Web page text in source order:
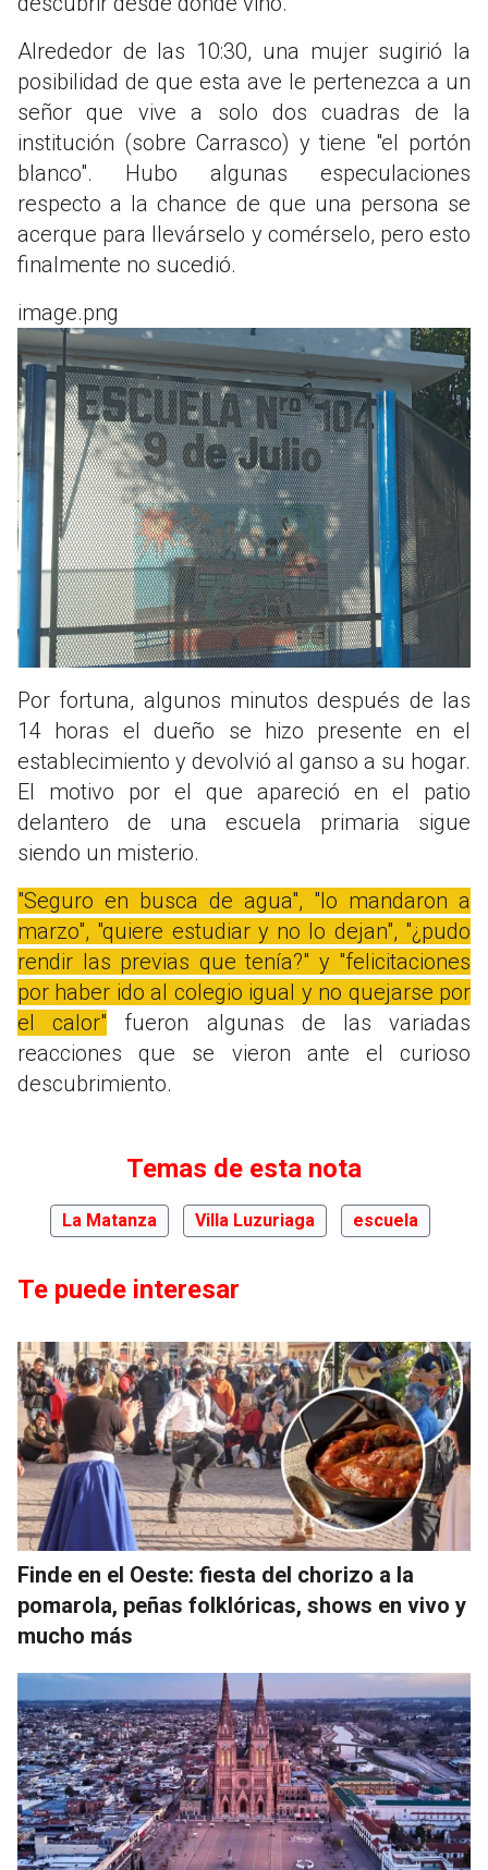
Alrededor de las 10:30, una mujer sugirió la
posibilidad de que esta ave le pertenezca a un
señor que vive a solo dos cuadras de la
institución (sobre Carrasco) y tiene "el portón
blanco". Hubo algunas especulaciones
respecto a la chance de que una persona se
acerque para llevárselo y comérselo, pero esto
finalmente no sucedió.
image.png
Por fortuna, algunos minutos después de las
14 horas el dueño se hizo presente en el
establecimiento y devolvió al ganso a su hogar.
El motivo por el que apareció en el patio
delantero de una escuela primaria sigue
siendo un misterio.
"Seguro en busca de agua", "lo mandaron a
marzo", "quiere estudiar y no lo dejan", "¿pudo
rendir las previas que tenía?" y "felicitaciones
por haber ido al colegio igual y no quejarse por
el calor" fueron algunas de las variadas
reacciones que se vieron ante el curioso
descubrimiento.
Temas de esta nota
La Matanza Villa Luzuriaga escuela
Te puede interesar
Finde en el Oeste: fiesta del chorizo a la
pomarola, peñas folklóricas, shows en vivo y
mucho más